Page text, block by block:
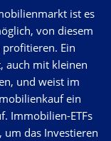
ist es
von diesem
Ein
auch mit kleinen
und weist im
ein
Immobilien-ETFs
um das Investieren